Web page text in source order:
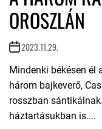
OROSZLÁN
2023.11.29.
Mindenki békésen él
három bajkeverő,
rosszban
háztartásukban is....